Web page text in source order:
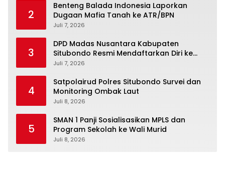
2
Benteng Balada Indonesia Laporkan
Dugaan Mafia Tanah ke ATR/BPN
Juli 7, 2026
3
DPD Madas Nusantara Kabupaten
Situbondo Resmi Mendaftarkan Diri ke
Bakesbangpol demi Legalitas Organisasi
Juli 7, 2026
4
Satpolairud Polres Situbondo Survei dan
Monitoring Ombak Laut
Juli 8, 2026
5
SMAN 1 Panji Sosialisasikan MPLS dan
Program Sekolah ke Wali Murid
Juli 8, 2026